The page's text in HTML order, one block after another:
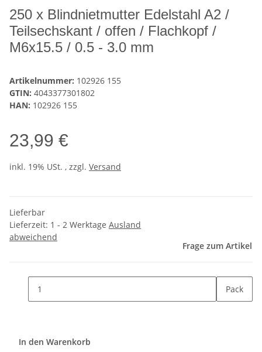
250 x Blindnietmutter Edelstahl A2 /
Teilsechskant / offen / Flachkopf /
M6x15.5 / 0.5 - 3.0 mm
Artikelnummer: 102926 155
GTIN: 4043377301802
HAN: 102926 155
23,99 €
inkl. 19% USt. , zzgl. Versand
Lieferbar
Lieferzeit: 1 - 2 Werktage Ausland
abweichend
Frage zum Artikel
Pack
In den Warenkorb